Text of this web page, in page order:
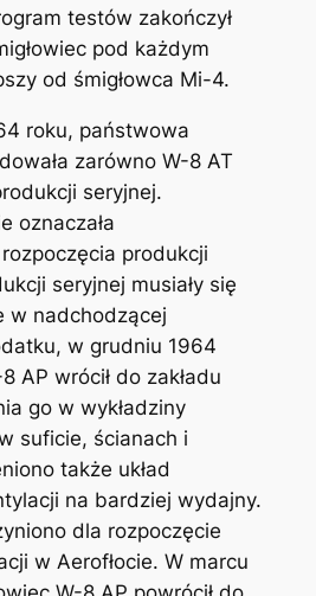
testów zakończył
pod każdym
od śmigłowca Mi-4.
roku, państwowa
zarówno W-8 AT
seryjnej.
oznaczała
produkcji
seryjnej musiały się
w nadchodzącej
w grudniu 1964
AP wrócił do zakładu
go w wykładziny
suficie, ścianach i
także układ
na bardziej wydajny.
dla rozpoczęcie
w Aerofłocie. W marcu